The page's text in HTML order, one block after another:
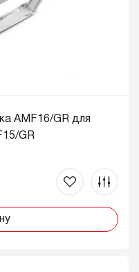
AMF16/GR для
GR